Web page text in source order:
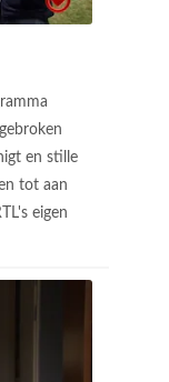
en stille
tot aan
eigen